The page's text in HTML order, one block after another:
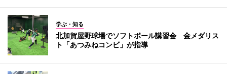
学ぶ・知る
北加賀屋野球場でソフトボール講習会 金メダリス
ト「あつみねコンビ」が指導